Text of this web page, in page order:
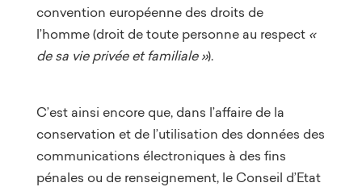
convention européenne des droits de
l’homme (droit de toute personne au respect «
de sa vie privée et familiale »).
C’est ainsi encore que, dans l’affaire de la
conservation et de l’utilisation des données des
communications électroniques à des fins
pénales ou de renseignement, le Conseil d’Etat